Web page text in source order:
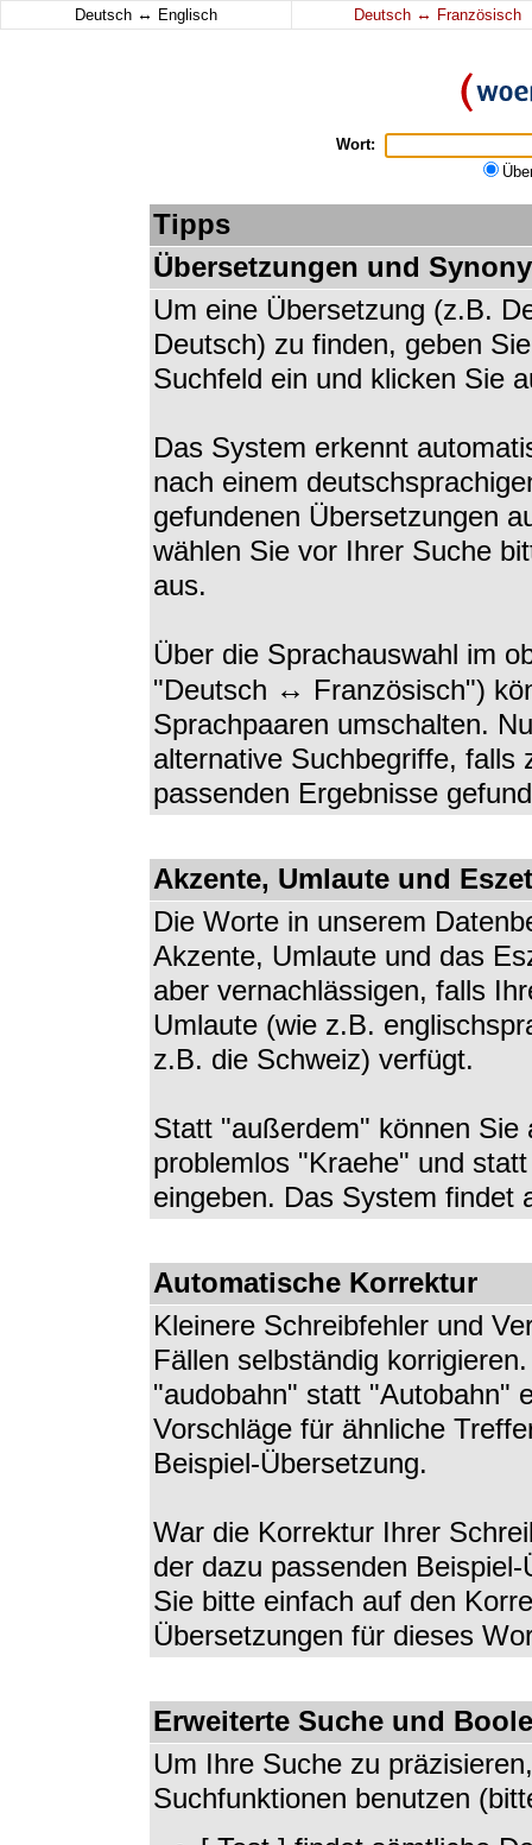
Deutsch ↔ Englisch Deutsch ↔ Französisch
Wort:
Tipps
Übersetzungen und
Um eine Übersetzung (z.B.
Deutsch) zu finden, geben
Suchfeld ein und klicken Sie
Das System erkennt
nach einem
gefundenen Übersetzungen
wählen Sie vor Ihrer Suche
aus.
Über die Sprachauswahl im
"Deutsch ↔ Französisch")
Sprachpaaren umschalten.
alternative Suchbegriffe, falls
passenden Ergebnisse
Akzente, Umlaute und
Die Worte in unserem
Akzente, Umlaute und das
aber vernachlässigen, falls
Umlaute (wie z.B.
z.B. die Schweiz) verfügt.
Statt "außerdem" können
problemlos "Kraehe" und
eingeben. Das System findet
Automatische Korrektur
Kleinere Schreibfehler und
Fällen selbständig
"audobahn" statt "Autobahn"
Vorschläge für ähnliche
Beispiel-Übersetzung.
War die Korrektur Ihrer
der dazu passenden
Sie bitte einfach auf den
Übersetzungen für dieses
Erweiterte Suche und
Um Ihre Suche zu
Suchfunktionen benutzen